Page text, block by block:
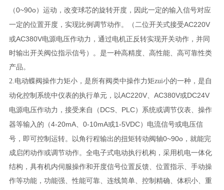
（0~90o）运动，改变球芯的旋转开度，因此一定的输入信号对应
一定的位置开度，实现比例调节动作。（二位开关式接受AC220V
或AC380V电源电压作动力，通过电机正反转实现开关动作，并同
时输出开关阀位指示信号）。是一种高精度、高性能、高可靠性类
产品。
2.电动蝶阀操作力矩小，是所有阀类中操作力矩zui小的一种，是自
动化控制系统中仪表的执行单元，以AC220V、 AC380V或DC24V
电源电压作动力，接受来自（ DCS、 PLC）系统或调节仪表、操作
器等输入的（4-20mA、 0-10mA或1-5VDC）电流信号或电压信
号，即可控制运转。以角行程输出的扭矩转动阀轴0~90o，就能完
成启闭动作或调节动作。全电子式电动执行机构，采用机电一体化
结构，具有机内伺服操作和开度信号位置反馈、位置指示、手动操
作等功能，功能强、性能可靠、连线简单、控制精确、体积小、重